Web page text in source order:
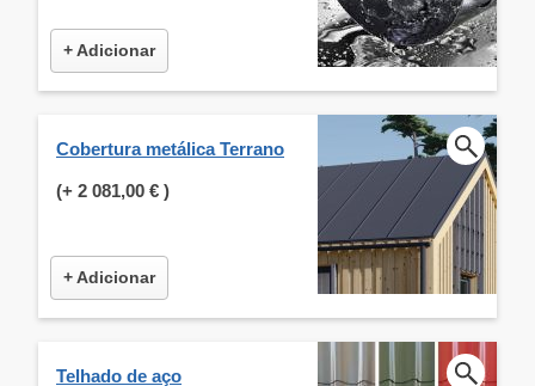
+ Adicionar
Cobertura metálica Terrano
(+ 2 081,00 € )
+ Adicionar
Telhado de aço